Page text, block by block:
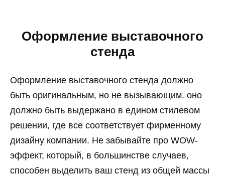
Оформление выставочного
стенда
Оформление выставочного стенда должно
быть оригинальным, но не вызывающим. оно
должно быть выдержано в едином стилевом
решении, где все соответствует фирменному
дизайну компании. Не забывайте про WOW-
эффект, который, в большинстве случаев,
способен выделить ваш стенд из общей массы